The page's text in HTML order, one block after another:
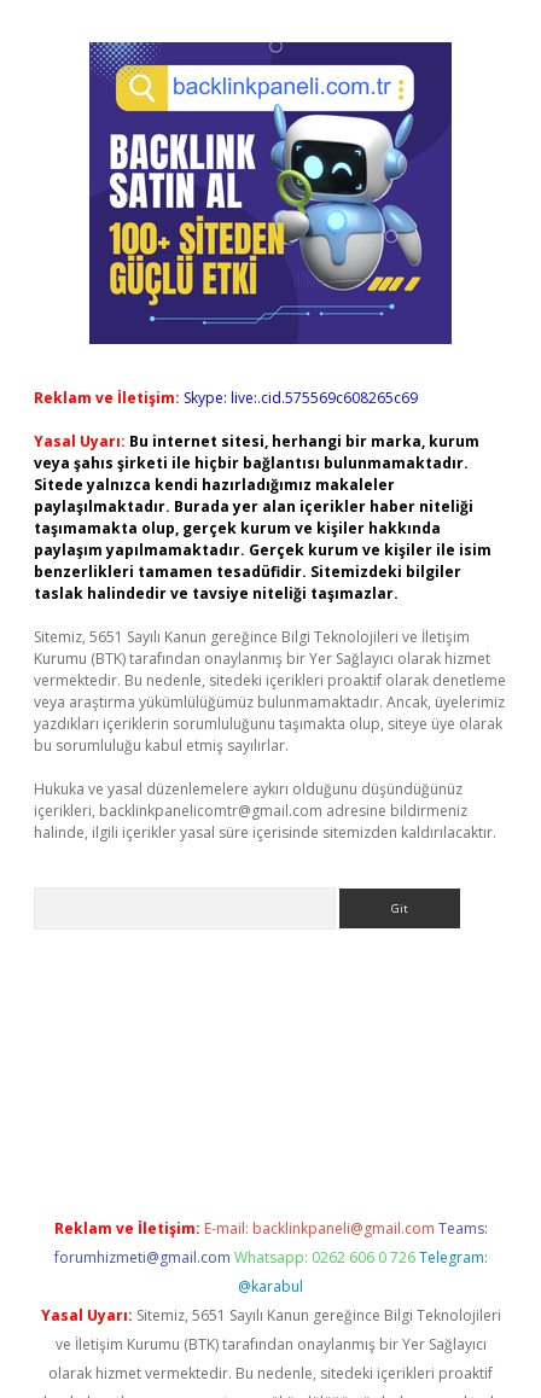
Reklam ve İletişim: Skype: live:.cid.575569c608265c69
Yasal Uyarı: Bu internet sitesi, herhangi bir marka, kurum
veya şahıs şirketi ile hiçbir bağlantısı bulunmamaktadır.
Sitede yalnızca kendi hazırladığımız makaleler
paylaşılmaktadır. Burada yer alan içerikler haber niteliği
taşımamakta olup, gerçek kurum ve kişiler hakkında
paylaşım yapılmamaktadır. Gerçek kurum ve kişiler ile isim
benzerlikleri tamamen tesadüfidir. Sitemizdeki bilgiler
taslak halindedir ve tavsiye niteliği taşımazlar.
Sitemiz, 5651 Sayılı Kanun gereğince Bilgi Teknolojileri ve İletişim
Kurumu (BTK) tarafından onaylanmış bir Yer Sağlayıcı olarak hizmet
vermektedir. Bu nedenle, sitedeki içerikleri proaktif olarak denetleme
veya araştırma yükümlülüğümüz bulunmamaktadır. Ancak, üyelerimiz
yazdıkları içeriklerin sorumluluğunu taşımakta olup, siteye üye olarak
bu sorumluluğu kabul etmiş sayılırlar.
Hukuka ve yasal düzenlemelere aykırı olduğunu düşündüğünüz
içerikleri, backlinkpanelicomtr@gmail.com adresine bildirmeniz
halinde, ilgili içerikler yasal süre içerisinde sitemizden kaldırılacaktır.
Reklam ve İletişim: E-mail: backlinkpaneli@gmail.com Teams:
forumhizmeti@gmail.com Whatsapp: 0262 606 0 726 Telegram:
@karabul
Yasal Uyarı: Sitemiz, 5651 Sayılı Kanun gereğince Bilgi Teknolojileri
ve İletişim Kurumu (BTK) tarafından onaylanmış bir Yer Sağlayıcı
olarak hizmet vermektedir. Bu nedenle, sitedeki içerikleri proaktif